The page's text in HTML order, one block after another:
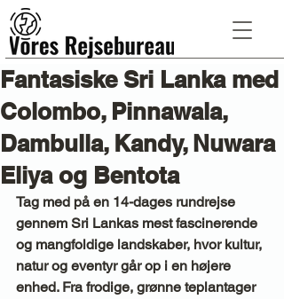
Fantasiske Sri Lanka med
Colombo, Pinnawala,
Dambulla, Kandy, Nuwara
Eliya og Bentota
Tag med på en 14-dages rundrejse
gennem Sri Lankas mest fascinerende
og mangfoldige landskaber, hvor kultur,
natur og eventyr går op i en højere
enhed. Fra frodige, grønne teplantager